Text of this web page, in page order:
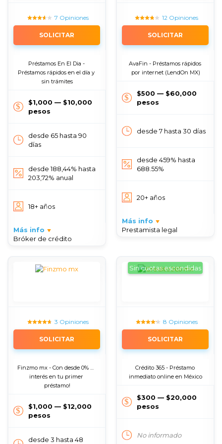
7 Opiniones
SOLICITAR
Préstamos En El Dia -
Préstamos rápidos en el día y
sin trámites
$1,000 — $10,000
pesos
desde 65 hasta 90
días
desde 188,44% hasta
203,72% anual
18+ años
Más info
Bróker de crédito
12 Opiniones
SOLICITAR
AvaFin - Préstamos rápidos
por internet (LendOn MX)
$500 — $60,000
pesos
desde 7 hasta 30 días
desde 459% hasta
688.55%
20+ años
Más info
Prestamista legal
3 Opiniones
SOLICITAR
Finzmo mx - Con desde 0% de
interés en tu primer
préstamo!
$1,000 — $12,000
pesos
desde 3 hasta 48
Sin cuotas escondidas
8 Opiniones
SOLICITAR
Crédito 365 - Préstamo
inmediato online en México
$300 — $20,000
pesos
No informado